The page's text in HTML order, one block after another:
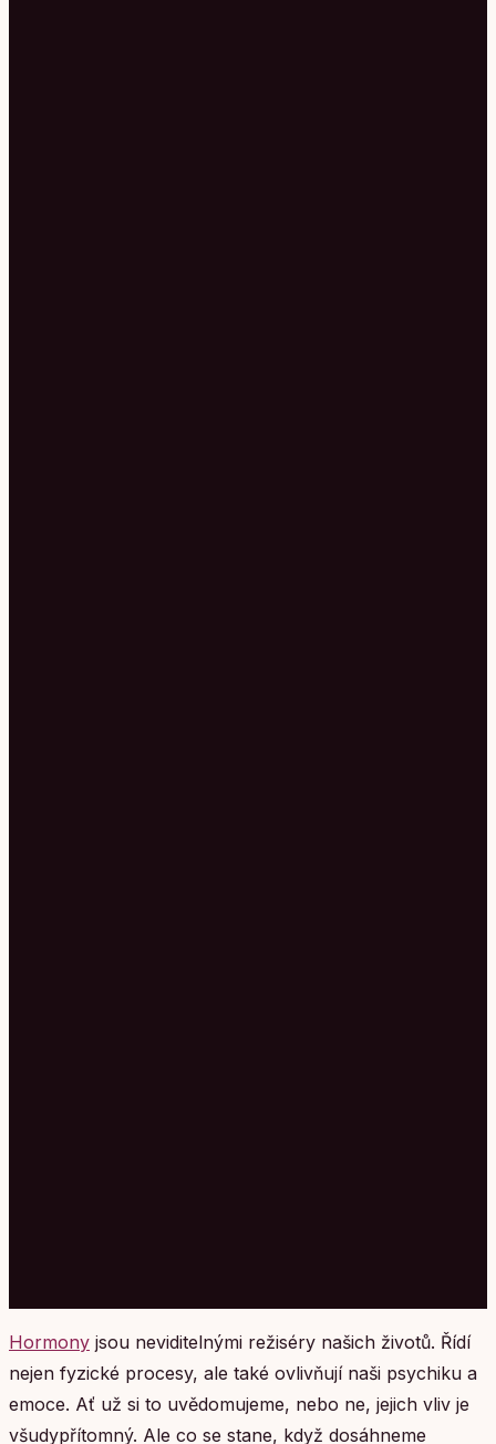
Hormony jsou neviditelnými režiséry našich životů. Řídí
nejen fyzické procesy, ale také ovlivňují naši psychiku a
emoce. Ať už si to uvědomujeme, nebo ne, jejich vliv je
všudypřítomný. Ale co se stane, když dosáhneme